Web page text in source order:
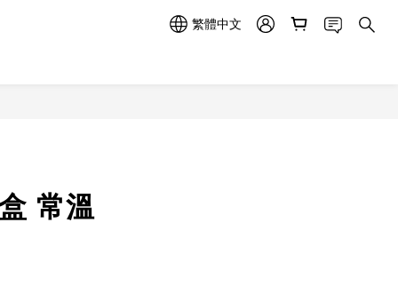
繁體中文
常溫